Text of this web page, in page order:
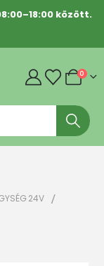
között.
0
24V